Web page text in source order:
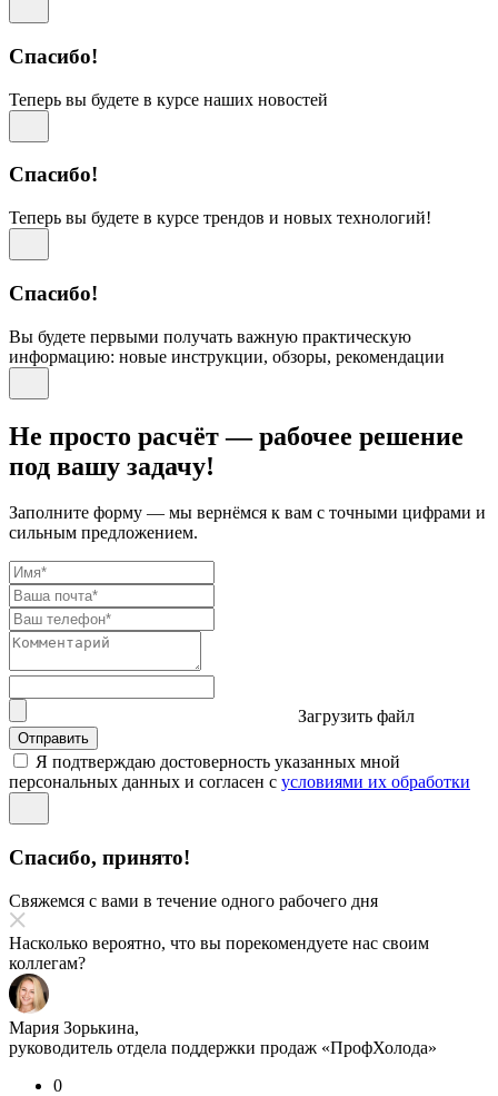
Спасибо!
Теперь вы будете в курсе наших новостей
Спасибо!
Теперь вы будете в курсе трендов и новых технологий!
Спасибо!
Вы будете первыми получать важную практическую
информацию: новые инструкции, обзоры, рекомендации
Не просто расчёт — рабочее решение
под вашу задачу!
Заполните форму — мы вернёмся к вам с точными цифрами и
сильным предложением.
Загрузить файл
Отправить
Я подтверждаю достоверность указанных мной
персональных данных и согласен с условиями их обработки
Спасибо, принято!
Свяжемся с вами в течение одного рабочего дня
Насколько вероятно, что вы порекомендуете нас своим
коллегам?
Мария Зорькина,
руководитель отдела поддержки продаж «ПрофХолода»
0